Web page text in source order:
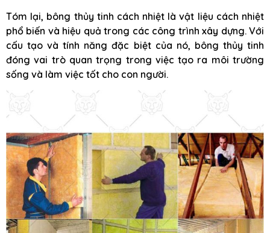
Tóm lại, bông thủy tinh cách nhiệt là vật liệu cách nhiệt
phổ biến và hiệu quả trong các công trình xây dựng. Với
cấu tạo và tính năng đặc biệt của nó, bông thủy tinh
đóng vai trò quan trọng trong việc tạo ra môi trường
sống và làm việc tốt cho con người.